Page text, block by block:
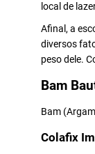
local de
Afinal, a
diversos
peso dele.
Bam
Bam
Colafix